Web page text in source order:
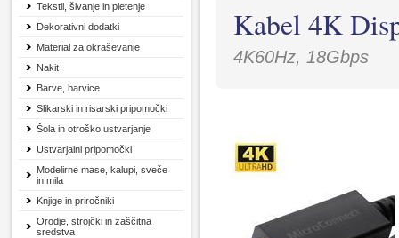
Tekstil, šivanje in pletenje
Dekorativni dodatki
Material za okraševanje
Nakit
Barve, barvice
Slikarski in risarski pripomočki
Šola in otroško ustvarjanje
Ustvarjalni pripomočki
Modelirne mase, kalupi, sveče
in mila
Knjige in priročniki
Orodje, strojčki in zaščitna
sredstva
Kabel 4K
4K60Hz, 18Gbps